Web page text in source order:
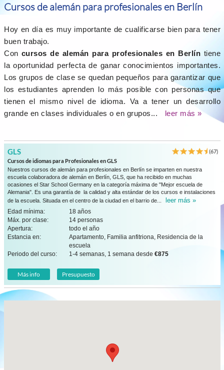
Cursos de alemán para profesionales en Berlín
Hoy en día es muy importante de cualificarse bien para tener
buen trabajo.
Con cursos de alemán para profesionales en Berlín tiene
la oportunidad perfecta de ganar conocimientos importantes.
Los grupos de clase se quedan pequeños para garantizar que
los estudiantes aprenden lo más posible con personas que
tienen el mismo nivel de idioma. Va a tener un desarrollo
grande en clases individuales o en grupos...
leer más »
GLS
(67)
Cursos de idiomas para Profesionales en GLS
Nuestros cursos de alemán para profesionales en Berlín se imparten en nuestra
escuela colaboradora de alemán en Berlín, GLS, que ha recibido en muchas
ocasiones el Star School Germany en la categoría máxima de "Mejor escuela de
Alemania". Es una garantía de la calidad y alta estándar de los cursos e instalaciones
de la escuela. Situada en el centro de la ciudad en el barrio de...
leer más »
Edad mínima:
18 años
Máx. por clase:
14 personas
Apertura:
todo el año
Estancia en:
Apartamento, Familia anfitriona, Residencia de la
escuela
Periodo del curso:
1-4 semanas, 1 semana desde €875
Más info Presupuesto